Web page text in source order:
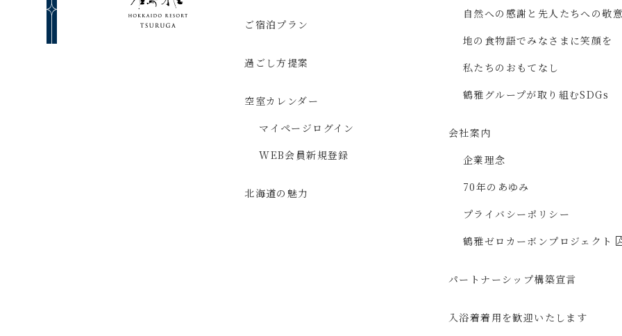
ご宿泊プラン
過ごし方提案
空室カレンダー
マイページ ログイン
WEB会員新規登録
北海道の魅力
自然への感謝と 先人たちへの敬意
地の食物語でみなさまに笑顔を
私たちのおもてなし
鶴雅グループが取り組むSDGs
会社案内
企業理念
70年のあゆみ
プライバシーポリシー
鶴雅ゼロカーボン プロジェクト
パートナーシップ構築宣言
入浴着着用を歓迎いたします